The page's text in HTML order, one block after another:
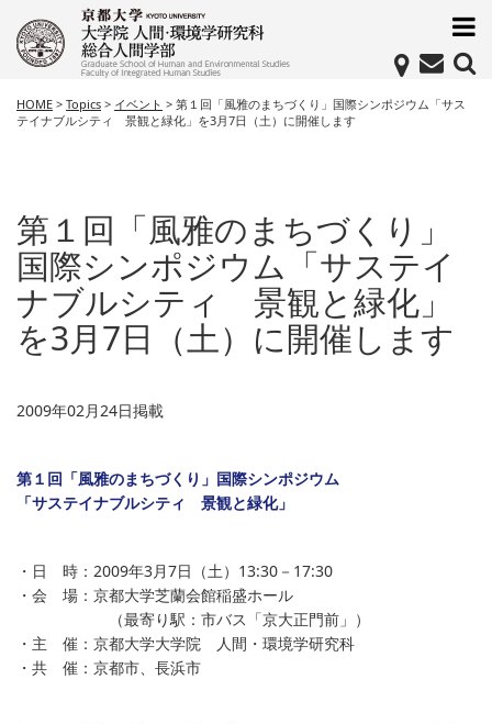
HOME > Topics > イベント > 第１回「風雅のまちづくり」国際シンポジウム「サス
テイナブルシティ 景観と緑化」を3月7日（土）に開催します
第１回「風雅のまちづくり」
国際シンポジウム「サステイ
ナブルシティ 景観と緑化」
を3月7日（土）に開催します
2009年02月24日掲載
第１回「風雅のまちづくり」国際シンポジウム
「サステイナブルシティ 景観と緑化」
・日 時：2009年3月7日（土）13:30－17:30
・会 場：京都大学芝蘭会館稲盛ホール
（最寄り駅：市バス「京大正門前」）
・主 催：京都大学大学院 人間・環境学研究科
・共 催：京都市、長浜市